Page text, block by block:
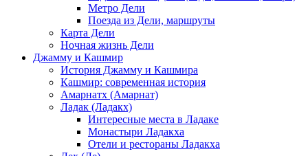
Метро Дели
Поезда из Дели, маршруты
Карта Дели
Ночная жизнь Дели
Джамму и Кашмир
История Джамму и Кашмира
Кашмир: современная история
Амарнатх (Амарнат)
Ладак (Ладакх)
Интересные места в Ладаке
Монастыри Ладакха
Отели и рестораны Ладакха